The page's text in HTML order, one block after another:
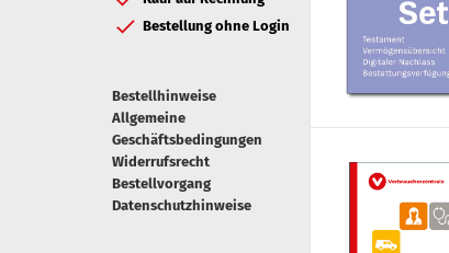
Bestellung ohne Login
Bestellhinweise
Allgemeine
Geschäftsbedingungen
Widerrufsrecht
Bestellvorgang
Datenschutzhinweise